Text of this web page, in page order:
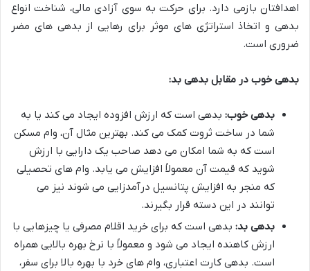
اهدافتان بازمی دارد. برای حرکت به سوی آزادی مالی، شناخت انواع
بدهی و اتخاذ استراتژی های موثر برای رهایی از بدهی های مضر
ضروری است.
بدهی خوب در مقابل بدهی بد:
بدهی خوب: بدهی است که ارزش افزوده ایجاد می کند یا به
شما در ساخت ثروت کمک می کند. بهترین مثال آن، وام مسکن
است که به شما امکان می دهد صاحب یک دارایی با ارزش
شوید که قیمت آن معمولاً افزایش می یابد. وام های تحصیلی
که منجر به افزایش پتانسیل درآمدزایی می شوند نیز می
توانند در این دسته قرار بگیرند.
بدهی بد: بدهی است که برای خرید اقلام مصرفی یا چیزهایی با
ارزش کاهنده ایجاد می شود و معمولاً با نرخ بهره بالایی همراه
است. بدهی کارت اعتباری، وام های خرد با بهره بالا برای سفر،